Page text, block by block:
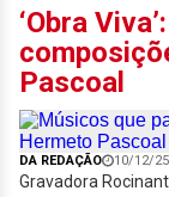
‘Obra
Pascoal
DA REDAÇÃO 10/12/
Gravadora